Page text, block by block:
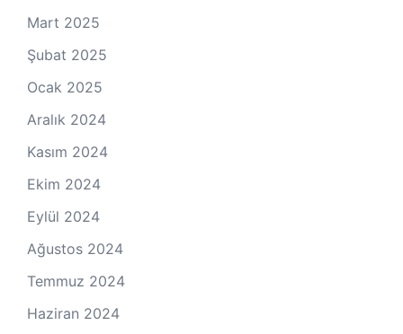
Mart 2025
Şubat 2025
Ocak 2025
Aralık 2024
Kasım 2024
Ekim 2024
Eylül 2024
Ağustos 2024
Temmuz 2024
Haziran 2024